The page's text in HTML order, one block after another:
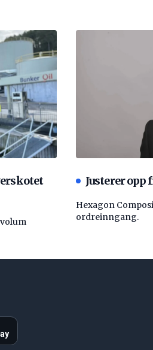
Justerer
Hexagon
ordreinngang.